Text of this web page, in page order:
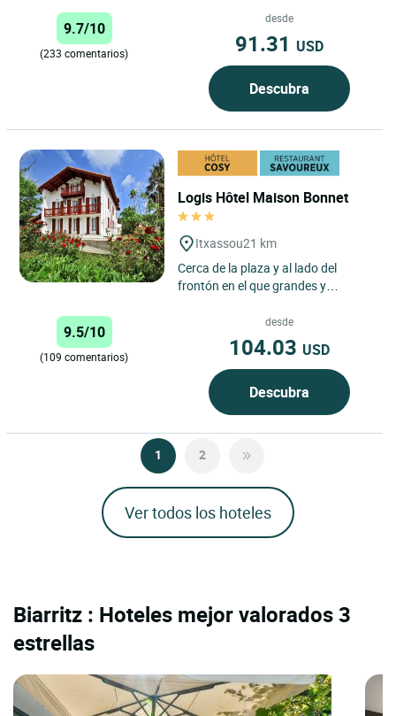
la magia de las Landas? ¿Quieres...
9.7/10
(233 comentarios)
desde
91.31 USD
Descubra
Logis Hôtel Maison Bonnet
Itxassou21 km
Cerca de la plaza y al lado del
frontón en el que grandes y
constantemente. La vida aquí es
9.5/10
(109 comentarios)
desde
104.03 USD
Descubra
1 2
Ver todos los hoteles
Biarritz : Hoteles mejor valorados 3
estrellas